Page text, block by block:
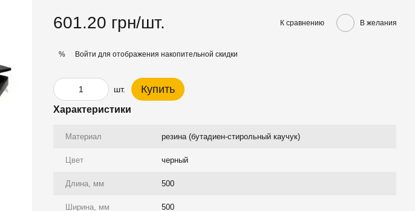
601.20 грн/шт. К сравнению В желания
% Войти для отображения накопительной скидки
шт. Купить
Характеристики
Материал резина (бутадиен-стирольный каучук)
Цвет черный
Длина, мм 500
Ширина, мм 500